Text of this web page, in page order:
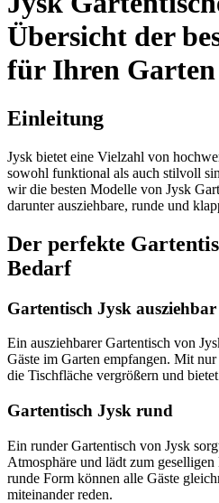
Übersicht der
für Ihren Garten
Einleitung
Jysk bietet eine Vielzahl von
sowohl funktional als auch stilvoll
wir die besten Modelle von Jysk
darunter ausziehbare, runde und
Der perfekte
Bedarf
Gartentisch Jysk ausziehbar
Ein ausziehbarer Gartentisch von
Gäste im Garten empfangen. Mit
die Tischfläche vergrößern und
Gartentisch Jysk rund
Ein runder Gartentisch von Jysk
Atmosphäre und lädt zum
runde Form können alle Gäste
miteinander reden.